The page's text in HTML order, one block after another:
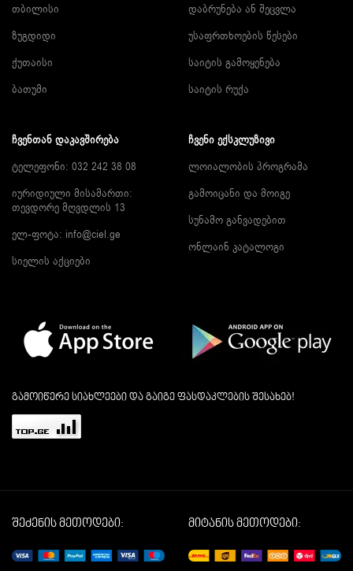
თბილისი
ზუგდიდი
ქუთაისი
ბათუმი
დაბრუნება ან შეცვლა
უსაფრთხოების წესები
საიტის გამოყენება
საიტის რუქა
ᲩᲕᲔᲜᲗᲐᲜ ᲓᲐᲙᲐᲕᲨᲘᲠᲔᲑᲐ
ტელეფონი: 032 242 38 08
იურიდიული მისამართი:
თევდორე მღვდლის 13
ელ-ფოტა: info@ciel.ge
სიელის აქციები
ᲩᲕᲔᲜᲘ ᲔᲥᲡᲙᲚᲣᲖᲘᲕᲘ
ლოიალობის პროგრამა
გამოიცანი და მოიგე
სუნამო განვადებით
ონლაინ კატალოგი
გამოიწერე სიახლეები და გაიგე ფასდაკლების შესახებ!
შეძენის მეთოდები: მიტანის მეთოდები: